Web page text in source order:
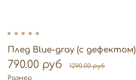
Плед Blue-gray (с дефектом)
790.00 руб
1290.00 руб
Размер